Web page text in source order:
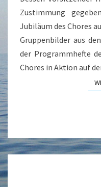
Zustimmung
Jubiläum des Chores
Gruppenbilder aus
der Programmhefte
Chores in Aktion auf